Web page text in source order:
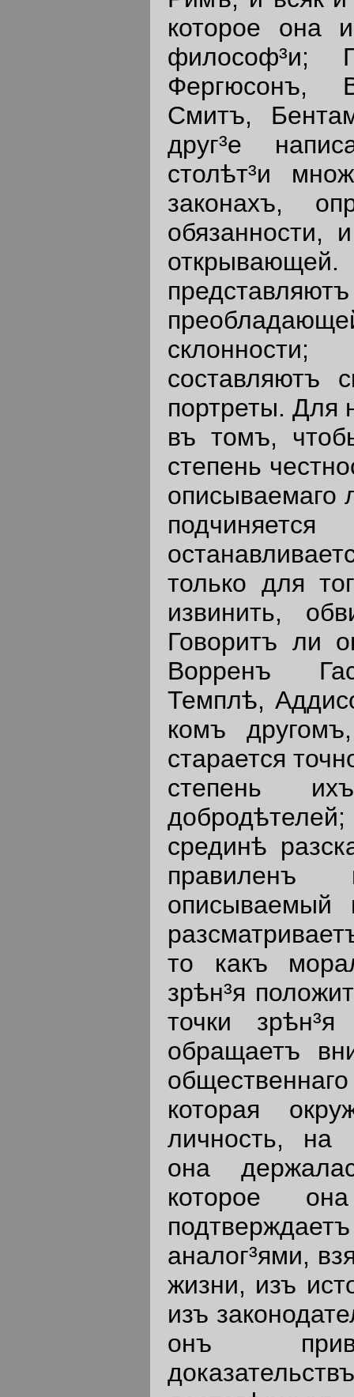
которое она
философ³и;
Фергюсонъ,
Смитъ,
друг³е
столѣт³и
законахъ,
обязанности,
составляютъ
портреты. Для
въ томъ,
степень
описываемаго
только для
извинить,
Говоритъ ли
Ворренъ
Темплѣ,
комъ
старается
степень
срединѣ
правиленъ
описываемый
то какъ
зрѣн³я
точки зрѣн³я
обращаетъ
которая
личность, на
она
которое
аналог³ями,
жизни, изъ
изъ
онъ